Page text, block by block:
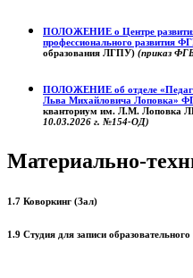
ПОЛОЖЕНИЕ о Центре
профессионального развития
образования ЛГПУ) (приказ
ПОЛОЖЕНИЕ об отделе
Льва Михайловича Лоповка»
кванториум им. Л.М. Лоповка
10.03.2026 г. №154-ОД)
Материально-
1.7 Коворкинг (Зал)
1.9 Студия для записи образовательного